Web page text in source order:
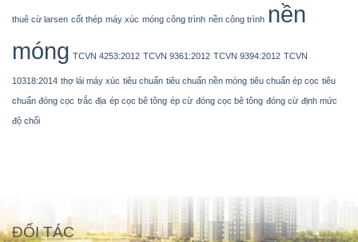
thuê cừ larsen cốt thép máy xúc móng công trình nền công trình nền
móng TCVN 4253:2012 TCVN 9361:2012 TCVN 9394:2012 TCVN
10318:2014 thợ lái máy xúc tiêu chuẩn tiêu chuẩn nền móng tiêu chuẩn ép cọc tiêu
chuẩn đóng cọc trắc địa ép cọc bê tông ép cừ đóng cọc bê tông đóng cừ định mức
độ chối
ĐỐI TÁC